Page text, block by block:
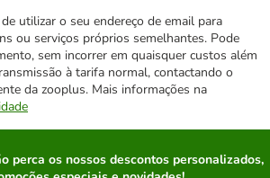
utilizar o seu endereço de email para
ou serviços próprios semelhantes. Pode
sem incorrer em quaisquer custos além
à tarifa normal, contactando o
da zooplus. Mais informações na
perca os nossos descontos personalizados,